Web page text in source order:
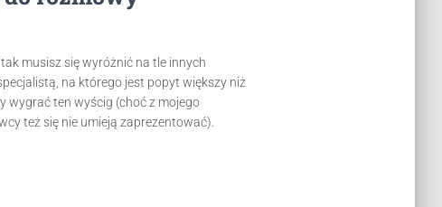
musisz się wyróżnić na tle innych
na którego jest popyt większy niż
wygrać ten wyścig (choć z mojego
też się nie umieją zaprezentować).